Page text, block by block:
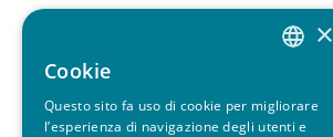
×
Cookie
Questo sito fa uso di cookie per migliorare
l’esperienza di navigazione degli utenti e